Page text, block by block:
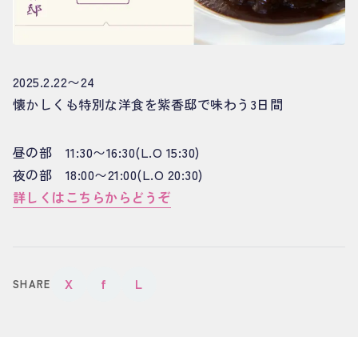
2025.2.22〜24
懐かしくも特別な洋食を紫香邸で味わう3日間
昼の部 11:30〜16:30(L.O 15:30)
夜の部 18:00〜21:00(L.O 20:30)
詳しくはこちらからどうぞ
SHARE X f L